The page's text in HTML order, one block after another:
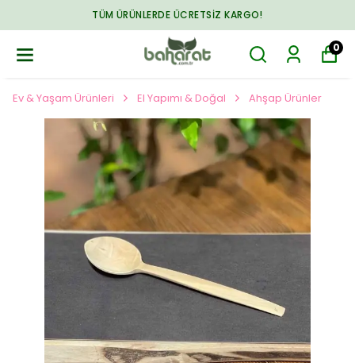
TÜM ÜRÜNLERDE ÜCRETSIZ KARGO!
0
Ev & Yaşam Ürünleri El Yapımı & Doğal Ahşap Ürünler